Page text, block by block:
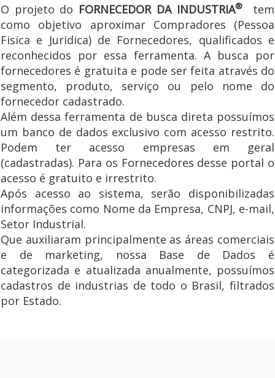
O projeto do FORNECEDOR DA INDUSTRIA®tem
como objetivo aproximar Compradores (Pessoa
Fisica e Juridica) de Fornecedores, qualificados e
reconhecidos por essa ferramenta. A busca por
fornecedores é gratuita e pode ser feita através do
segmento, produto, serviço ou pelo nome do
fornecedor cadastrado.
Além dessa ferramenta de busca direta possuímos
um banco de dados exclusivo com acesso restrito.
Podem ter acesso empresas em geral
(cadastradas). Para os Fornecedores desse portal o
acesso é gratuito e irrestrito.
Após acesso ao sistema, serão disponibilizadas
informações como Nome da Empresa, CNPJ, e-mail,
Setor Industrial.
Que auxiliaram principalmente as áreas comerciais
e de marketing, nossa Base de Dados é
categorizada e atualizada anualmente, possuímos
cadastros de industrias de todo o Brasil, filtrados
por Estado.